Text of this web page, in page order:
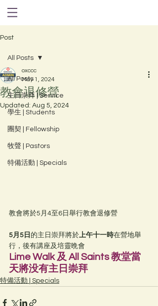
Post
All Posts
主日崇拜 | Service
學生 | Students
團契 | Fellowship
牧聲 | Pastors
特備活動 | Specials
All Posts
教會退修營
oxccc
May 1, 2024
Updated: Aug 5, 2024
教會將於5月4至6日舉行教會退修營
5月5日 的主日崇拜將於 上午十一時在營地舉
行，後有講座及培靈晩會
Lime Walk 及 All Saints 教堂當
天將没有主日崇拜
特備活動 | Specials